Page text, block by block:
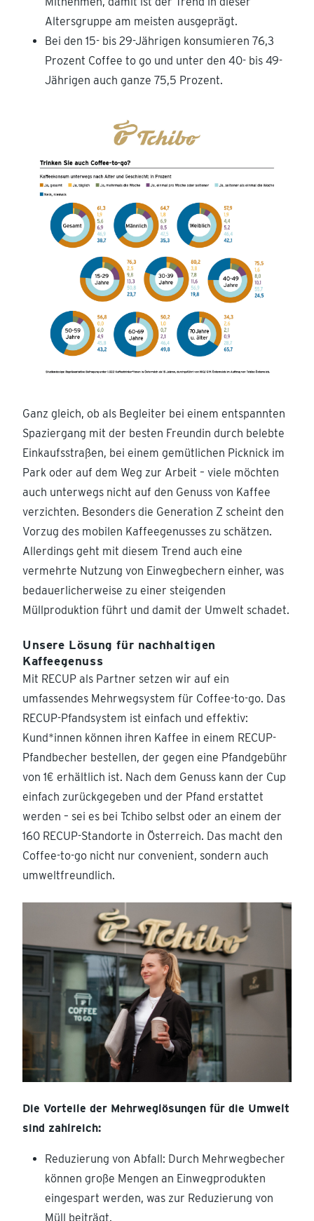
Altersgruppe am meisten ausgeprägt.
Bei den 15- bis 29-Jährigen konsumieren 76,3
Prozent Coffee to go und unter den 40- bis 49-
Jährigen auch ganze 75,5 Prozent.
Ganz gleich, ob als Begleiter bei einem entspannten
Spaziergang mit der besten Freundin durch belebte
Einkaufsstraßen, bei einem gemütlichen Picknick im
Park oder auf dem Weg zur Arbeit – viele möchten
auch unterwegs nicht auf den Genuss von Kaffee
verzichten. Besonders die Generation Z scheint den
Vorzug des mobilen Kaffeegenusses zu schätzen.
Allerdings geht mit diesem Trend auch eine
vermehrte Nutzung von Einwegbechern einher, was
bedauerlicherweise zu einer steigenden
Müllproduktion führt und damit der Umwelt schadet.
Unsere Lösung für nachhaltigen
Kaffeegenuss
Mit RECUP als Partner setzen wir auf ein
umfassendes Mehrwegsystem für Coffee-to-go. Das
RECUP-Pfandsystem ist einfach und effektiv:
Kund*innen können ihren Kaffee in einem RECUP-
Pfandbecher bestellen, der gegen eine Pfandgebühr
von 1€ erhältlich ist. Nach dem Genuss kann der Cup
einfach zurückgegeben und der Pfand erstattet
werden – sei es bei Tchibo selbst oder an einem der
160 RECUP-Standorte in Österreich. Das macht den
Coffee-to-go nicht nur convenient, sondern auch
umweltfreundlich.
Die Vorteile der Mehrweglösungen für die Umwelt
sind zahlreich:
Reduzierung von Abfall: Durch Mehrwegbecher
können große Mengen an Einwegprodukten
eingespart werden, was zur Reduzierung von
Müll beiträgt.